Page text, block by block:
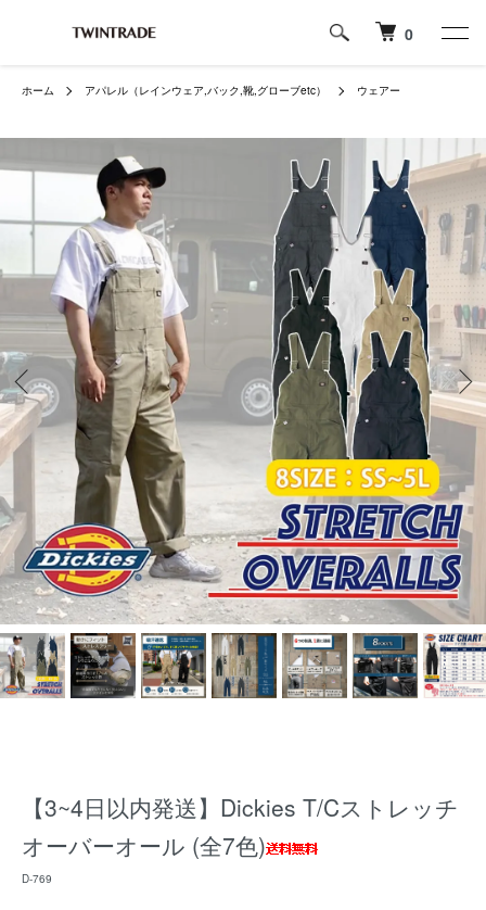
0
ホーム アパレル（レインウェア,バック,靴,グローブetc） ウェアー
【3~4日以内発送】Dickies T/Cストレッチ
オーバーオール (全7色)
D-769